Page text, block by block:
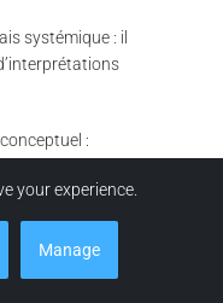
systémique : il
:
réel vers un
your experience.
Manage